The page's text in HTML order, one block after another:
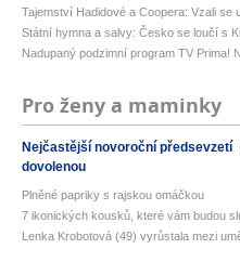
Tajemství Hadidové a Coopera: Vzali se
Státní hymna a salvy: Česko se loučí s
Nadupaný podzimní program TV Prima!
Pro ženy a maminky
Nejčastější novoroční předsevzetí
dovolenou
Plněné papriky s rajskou omáčkou
7 ikonických kousků, které vám budou
Lenka Krobotová (49) vyrůstala mezi